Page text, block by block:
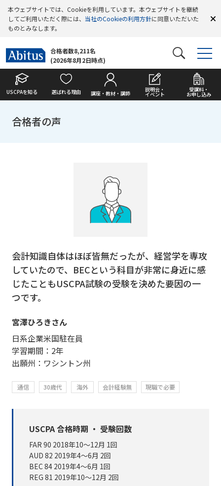
本ウェブサイトでは、Cookieを利用しています。本ウェブサイトを継続
してご利用いただく際には、 当社のCookieの利用方針に同意いただいた
ものとみなします。
合格者数8,211名
(2026年8月2日時点)
USCPAを知る 選ばれる理由 講座・教材・講師
説明会・
イベント
受講料・
お申し込み
合格者の声
会計知識自体はほぼ皆無だったが、経営学を専攻
していたので、BECという科目が非常に身近に感
じたこともUSCPA試験の受験を決めた要因の一
つです。
宮澤ひろきさん
日系企業米国駐在員
学習期間：2年
出願州：ワシントン州
通信 30歳代 海外 会計経験無 現職で必要
USCPA 合格時期 ・ 受験回数
FAR 90 2018年10～12月 1回
AUD 82 2019年4～6月 2回
BEC 84 2019年4～6月 1回
REG 81 2019年10～12月 2回